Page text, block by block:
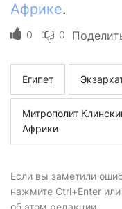
Африке.
0 0
Египет
Митрополит
Африки
Если вы заметили
нажмите Ctrl+Enter или